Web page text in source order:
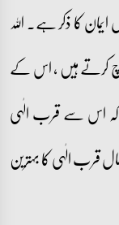
کا ذکر ہے۔ اللہ
کرتے ہیں ، اس کے
اس سے قرب الٰہی
قرب الٰہی کا بہترین